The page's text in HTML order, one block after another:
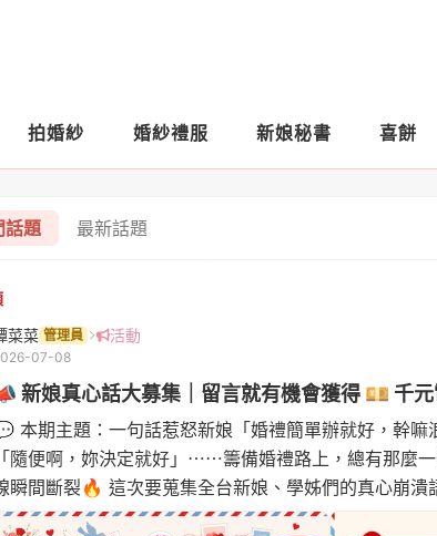
拍婚紗 婚紗禮服 新娘秘書 喜餅
類
話題 最新話題
菜菜 管理員 活動
07-08
新娘真心話大募集｜留言就有機會獲得 💴 千元
本期主題：一句話惹怒新娘「婚禮簡單辦就好，幹嘛
隨便啊，妳決定就好」⋯⋯籌備婚禮路上，總有那麼
瞬間斷裂🔥 這次要蒐集全台新娘、學姊們的真心崩潰
禮期間，妳聽過最讓...